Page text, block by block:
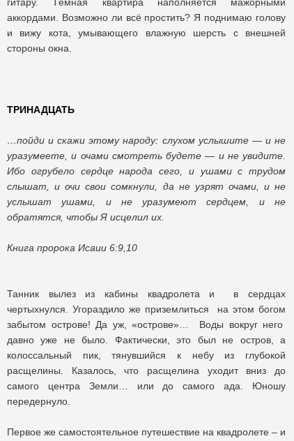
аккордами. Возможно ли всё простить? Я поднимаю голову
и вижу кота, умывающего влажную шерсть с внешней
стороны окна.
ТРИНАДЦАТЬ
…пойди и скажи этому народу: слухом услышите — и не
уразумеете, и очами смотреть будете — и не увидите.
Ибо огрубело сердце народа сего, и ушами с трудом
слышат, и очи свои сомкнули, да не узрят очами, и не
услышат ушами, и не уразумеют сердцем, и не
обратятся, чтобы Я исцелил их.
Книга пророка Исаии 6:9,10
Танник вылез из кабины квадролета и в сердцах
чертыхнулся. Угораздило же приземлиться на этом богом
забытом острове! Да уж, «острове»… Воды вокруг него
давно уже не было. Фактически, это был не остров, а
колоссальный пик, тянувшийся к небу из глубокой
расщелины. Казалось, что расщелина уходит вниз до
самого центра Земли… или до самого ада. Юношу
передернуло.
Первое же самостоятельное путешествие на квадролете – и